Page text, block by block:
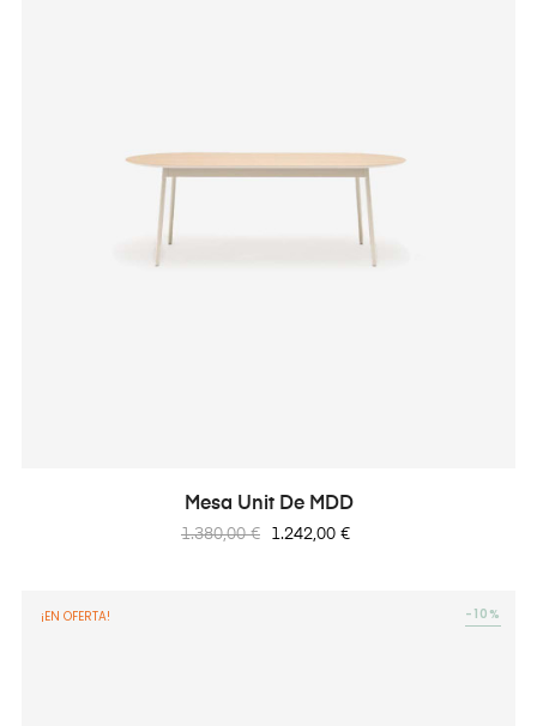
Mesa Unit De MDD
Precio
1.380,00 € Precio
1.242,00 €
¡EN OFERTA! -10%